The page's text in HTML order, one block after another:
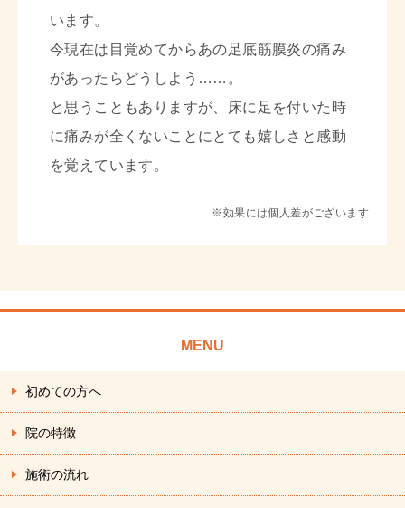
います。
今現在は目覚めてからあの足底筋膜炎の痛み
があったらどうしよう……。
と思うこともありますが、床に足を付いた時
に痛みが全くないことにとても嬉しさと感動
を覚えています。
※効果には個人差がございます
MENU
初めての方へ
院の特徴
施術の流れ